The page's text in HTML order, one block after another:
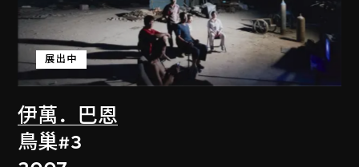
伊萬．巴恩
展出中
鳥巢#3